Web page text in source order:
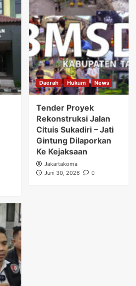
Daerah Hukum News
Tender Proyek
Rekonstruksi Jalan
Cituis Sukadiri – Jati
Gintung Dilaporkan
Ke Kejaksaan
Jakartakoma
Juni 30, 2026
0